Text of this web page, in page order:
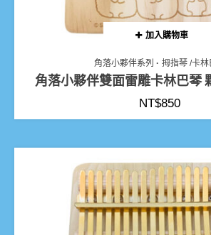
加入購物車
角落小夥伴系列 拇指琴 /卡林
角落小夥伴雙面雷雕卡林巴琴
NT$850